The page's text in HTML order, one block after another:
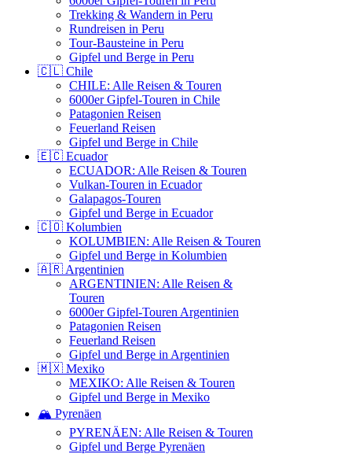
Trekking & Wandern in Peru
Rundreisen in Peru
Tour-Bausteine in Peru
Gipfel und Berge in Peru
🇨🇱 Chile
CHILE: Alle Reisen & Touren
6000er Gipfel-Touren in Chile
Patagonien Reisen
Feuerland Reisen
Gipfel und Berge in Chile
🇪🇨 Ecuador
ECUADOR: Alle Reisen & Touren
Vulkan-Touren in Ecuador
Galapagos-Touren
Gipfel und Berge in Ecuador
🇨🇴 Kolumbien
KOLUMBIEN: Alle Reisen & Touren
Gipfel und Berge in Kolumbien
🇦🇷 Argentinien
ARGENTINIEN: Alle Reisen &
Touren
6000er Gipfel-Touren Argentinien
Patagonien Reisen
Feuerland Reisen
Gipfel und Berge in Argentinien
🇲🇽 Mexiko
MEXIKO: Alle Reisen & Touren
Gipfel und Berge in Mexiko
🏔️ Pyrenäen
PYRENÄEN: Alle Reisen & Touren
Gipfel und Berge Pyrenäen